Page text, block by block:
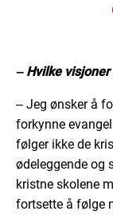
‒ Hvilke
‒ Jeg ønsker å
forkynne
følger ikke de
ødeleggende og
kristne skolene
fortsette å følge